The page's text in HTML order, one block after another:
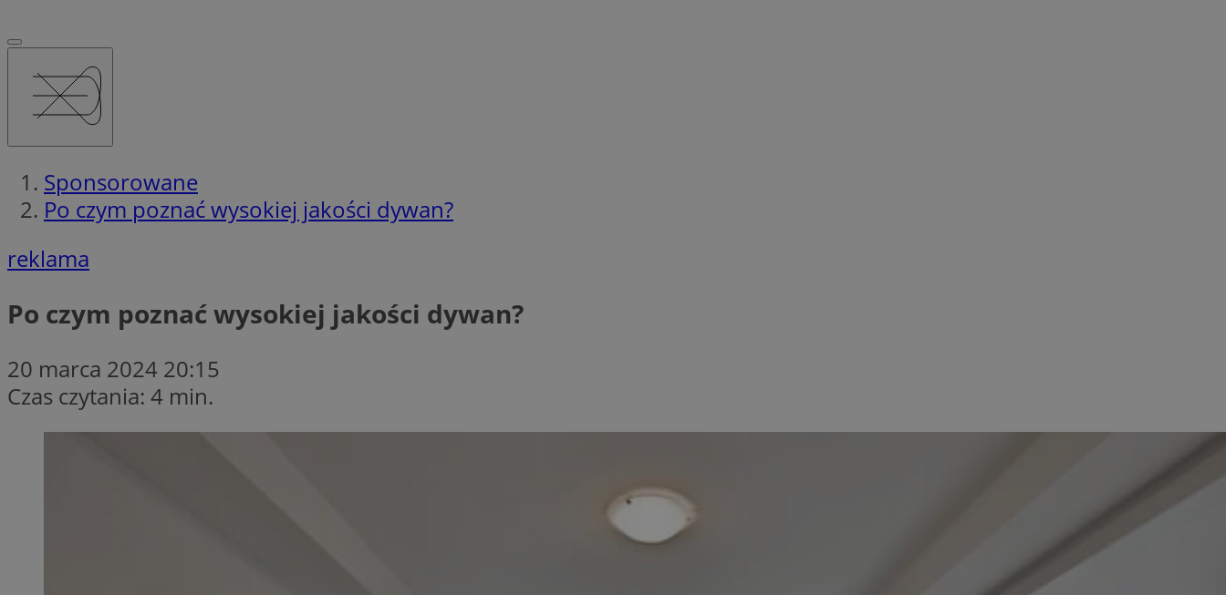
Sponsorowane
Po czym poznać wysokiej jakości dywan?
reklama
Po czym poznać wysokiej jakości dywan?
20 marca 2024 20:15
Czas czytania: 4 min.